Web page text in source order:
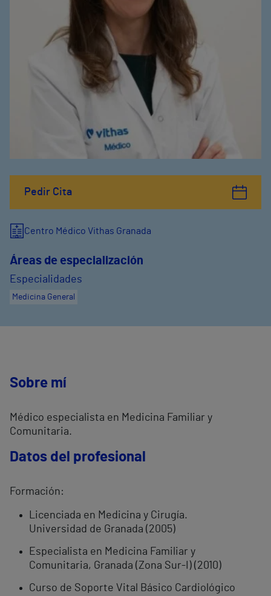
Pedir Cita
Centro Médico Vithas Granada
Áreas de especialización
Especialidades
Medicina General
Sobre mí
Médico especialista en Medicina Familiar y
Comunitaria.
Datos del profesional
Formación:
Licenciada en Medicina y Cirugía.
Universidad de Granada (2005)
Especialista en Medicina Familiar y
Comunitaria, Granada (Zona Sur-I) (2010)
Curso de Soporte Vital Básico Cardiológico